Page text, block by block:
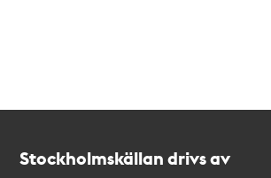
Stockholmskällan drivs av